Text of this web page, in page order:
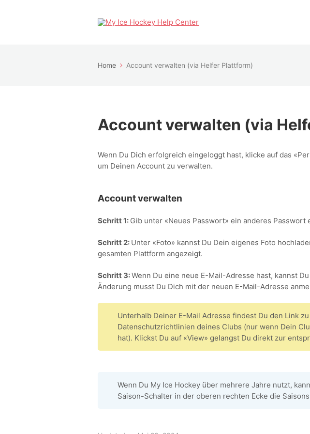
Home Account verwalten (via Helfer Plattform)
Account verwalten (via
Wenn Du Dich erfolgreich eingeloggt hast, klicke auf das
um Deinen Account zu verwalten.
Account verwalten
Schritt 1: Gib unter «Neues Passwort» ein anderes Passwort
Schritt 2: Unter «Foto» kannst Du Dein eigenes Foto
gesamten Plattform angezeigt.
Schritt 3:Wenn Du eine neue E-Mail-Adresse hast, kannst
Änderung musst Du Dich mit der neuen E-Mail-Adresse
Unterhalb Deiner E-Mail Adresse findest Du den Link
Datenschutzrichtlinien deines Clubs (nur wenn Dein
hat). Klickst Du auf «View» gelangst Du direkt zur
Wenn Du My Ice Hockey über mehrere Jahre nutzt,
Saison-Schalter in der oberen rechten Ecke die